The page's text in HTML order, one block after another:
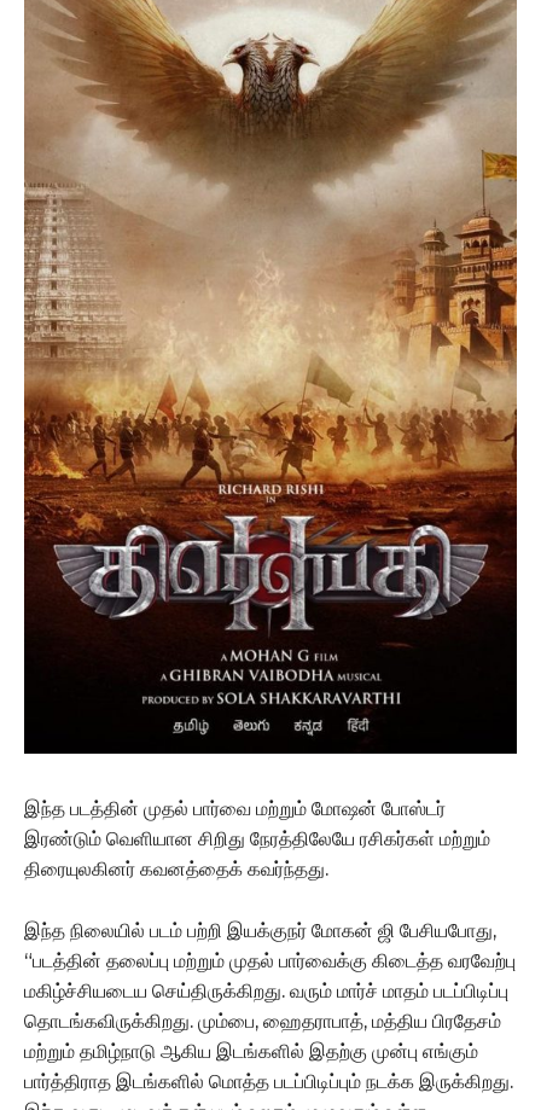
இந்த படத்தின் முதல் பார்வை மற்றும் மோஷன் போஸ்டர்
இரண்டும் வெளியான சிறிது நேரத்திலேயே ரசிகர்கள் மற்றும்
திரையுலகினர் கவனத்தைக் கவர்ந்தது.
இந்த நிலையில் படம் பற்றி இயக்குநர் மோகன் ஜி பேசியபோது,
“படத்தின் தலைப்பு மற்றும் முதல் பார்வைக்கு கிடைத்த வரவேற்பு
மகிழ்ச்சியடைய செய்திருக்கிறது. வரும் மார்ச் மாதம் படப்பிடிப்பு
தொடங்கவிருக்கிறது. மும்பை, ஹைதராபாத், மத்திய பிரதேசம்
மற்றும் தமிழ்நாடு ஆகிய இடங்களில் இதற்கு முன்பு எங்கும்
பார்த்திராத இடங்களில் மொத்த படப்பிடிப்பும் நடக்க இருக்கிறது.